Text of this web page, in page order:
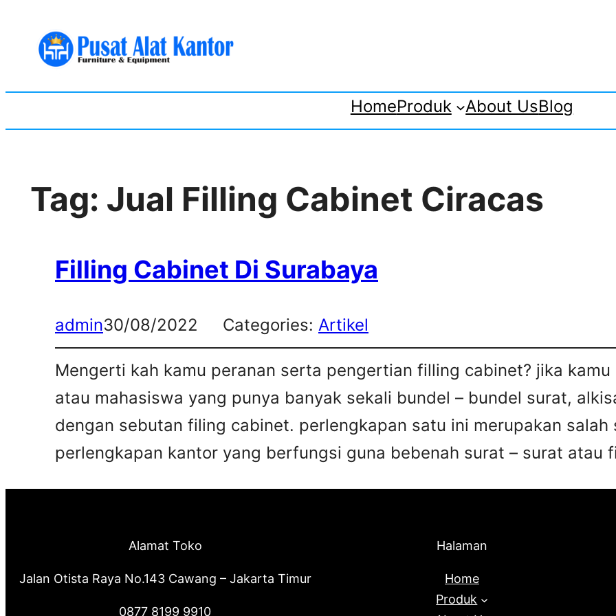
content
HomeProduk About UsBlog
Tag: Jual Filling Cabinet Ciracas
Filling Cabinet Di Surabaya
admin30/08/2022 Categories: Artikel
Mengerti kah kamu peranan serta pengertian filling cabinet? jika
atau mahasiswa yang punya banyak sekali bundel – bundel surat,
dengan sebutan filing cabinet. perlengkapan satu ini merupakan salah
perlengkapan kantor yang berfungsi guna bebenah surat – surat atau
Alamat Toko
Jalan Otista Raya No.143 Cawang – Jakarta Timur
0877 8199 9910
Halaman
Home
Produk